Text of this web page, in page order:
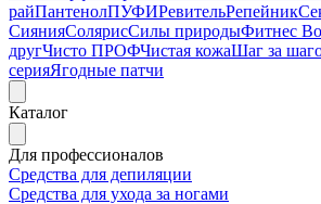
райПантенолПУФИРевительРепейник
СиянияСолярисСилы природыФитнес
другЧисто ПРОФЧистая кожаШаг за
серияЯгодные патчи
Каталог
Для профессионалов
Средства для депиляции
Средства для ухода за ногами